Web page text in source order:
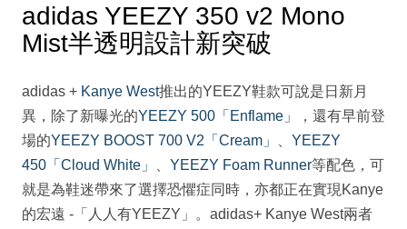
adidas YEEZY 350 v2 Mono
Mist半透明設計新突破
adidas + Kanye West推出的YEEZY鞋款可說是日新月
異，除了新曝光的YEEZY 500「Enflame」
，還有早前登
場的YEEZY BOOST 700 V2「Cream」
YEEZY
450「Cloud White」
YEEZY Foam Runner等配色，可
就是為鞋迷帶來了選擇恐懼症同時，亦都正在實現Kanye
的宏遠 -「人人有YEEZY」。adidas+ Kanye West兩者